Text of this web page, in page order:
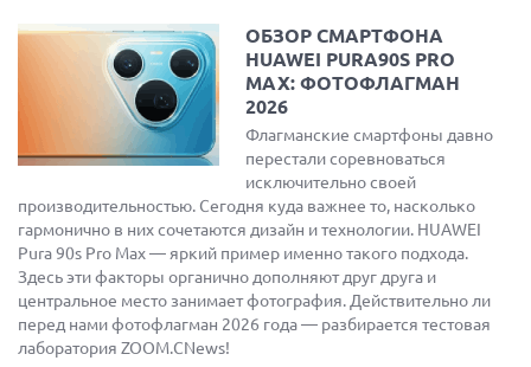
ОБЗОР СМАРТФОНА
HUAWEI PURA90S PRO
MAX: ФОТОФЛАГМАН
2026
Флагманские смартфоны давно
перестали соревноваться
исключительно своей
производительностью. Сегодня куда важнее то, насколько
гармонично в них сочетаются дизайн и технологии. HUAWEI
Pura 90s Pro Max — яркий пример именно такого подхода.
Здесь эти факторы органично дополняют друг друга и
центральное место занимает фотография. Действительно ли
перед нами фотофлагман 2026 года — разбирается тестовая
лаборатория ZOOM.CNews!